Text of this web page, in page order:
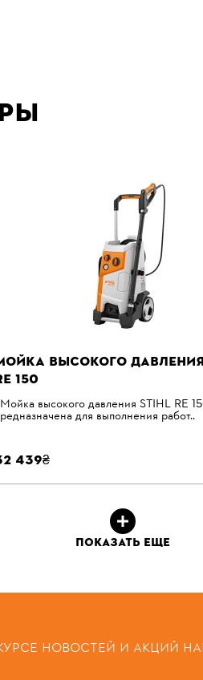
ВЫСОКОГО ДАВЛЕНИЯ
150
Мойка высокого давления STIHL RE
для выполнения работ..
439₴
ПОКАЗАТЬ ЕЩЕ
НОВОСТЕЙ И АКЦИЙ